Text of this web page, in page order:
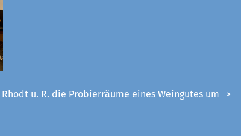
u. R. die Probierräume eines Weingutes um
>